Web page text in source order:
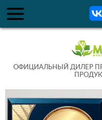
ОФИЦИАЛЬНЫЙ ДИЛЕР